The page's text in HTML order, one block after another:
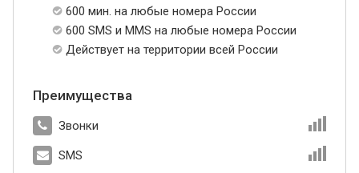
600 мин. на любые номера России
600 SMS и MMS на любые номера России
Действует на территории всей России
Преимущества
Звонки
SMS